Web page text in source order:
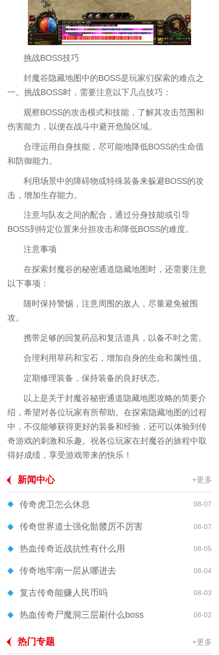
挑战BOSS技巧
封魔谷隐藏地图中的BOSS是玩家们探索的难点之
一。挑战BOSS时，需要注意以下几点技巧：
观察BOSS的攻击模式和技能，了解其攻击范围和
伤害能力，以便在战斗中避开危险区域。
合理运用自身技能，尽可能地降低BOSS的生命值
和防御能力。
利用场景中的障碍物或特殊装备来躲避BOSS的攻
击，增加生存能力。
注意与队友之间的配合，通过分身技能或引导
BOSS到特定位置来分担攻击和降低BOSS的难度。
注意事项
在探索封魔谷的秘密通道隐藏地图时，还需要注意
以下事项：
随时保持警惕，注意周围的敌人，尽量避免被围
攻。
携带足够的回复药品和复活道具，以备不时之需。
合理利用草药和宝石，增加自身的生命和属性值。
定期修理装备，保持装备的良好状态。
以上是关于封魔谷秘密通道隐藏地图攻略的简要介
绍，希望对各位玩家有所帮助。在探索隐藏地图的过程
中，不仅能够获得更好的装备和经验，还可以体验到传
奇游戏的刺激和乐趣。祝各位玩家在封魔谷的旅程中取
得好成绩，享受游戏带来的快乐！
新闻中心 +更多
传奇虎卫怎么休息 08-07
传奇世界道士强化骷髅厉不厉害 08-07
热血传奇近战抗性有什么用 08-05
传奇地牢南一层从哪进去 08-04
复古传奇能赚人民币吗 08-03
热血传奇尸魔洞三层刷什么boss 08-02
热门专题 +更多